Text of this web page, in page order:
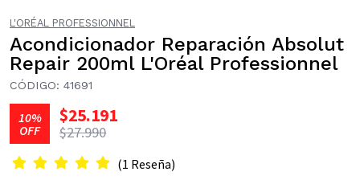
L'ORÉAL PROFESSIONNEL
Acondicionador Reparación Absolut
Repair 200ml L'Oréal Professionnel
CÓDIGO: 41691
10%
OFF
$25.191
$27.990
(1 Reseña)